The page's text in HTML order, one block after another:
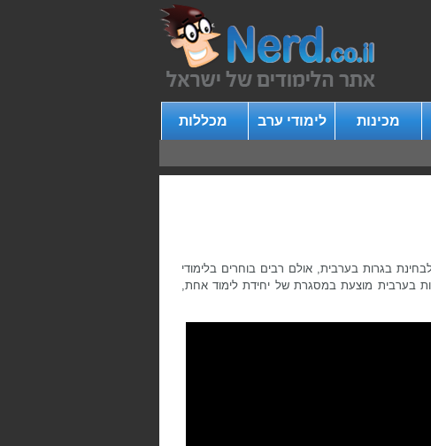
מכינות לימודי ערב מכללות
בגרות בערבית, אולם רבים בוחרים בלימודי
בערבית מוצעת במסגרת של יחידת לימוד אחת,